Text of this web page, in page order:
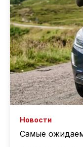
Новости
Самые